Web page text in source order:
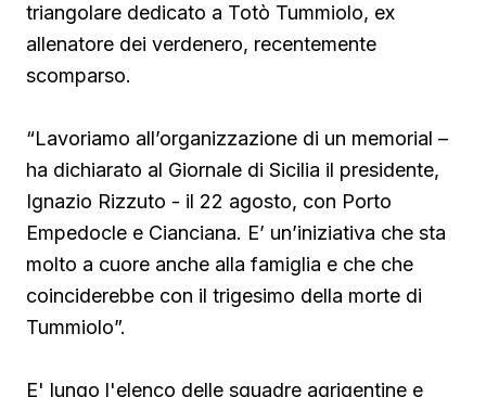
triangolare dedicato a Totò Tummiolo, ex
allenatore dei verdenero, recentemente
scomparso.
“Lavoriamo all’organizzazione di un memorial –
ha dichiarato al Giornale di Sicilia il presidente,
Ignazio Rizzuto - il 22 agosto, con Porto
Empedocle e Cianciana. E’ un’iniziativa che sta
molto a cuore anche alla famiglia e che che
coinciderebbe con il trigesimo della morte di
Tummiolo”.
E' lungo l'elenco delle squadre agrigentine e